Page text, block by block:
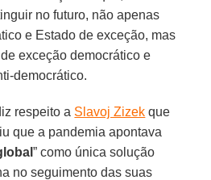
no futuro, não apenas
e Estado de exceção, mas
exceção democrático e
democrático.
respeito a Slavoj Zizek que
que a pandemia apontava
” como única solução
no seguimento das suas